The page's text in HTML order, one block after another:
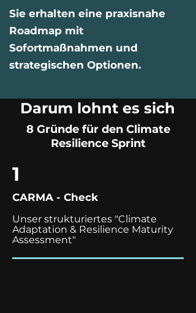
Sie erhalten eine praxisnahe
Roadmap mit
Sofortmaßnahmen und
strategischen Optionen.
Darum lohnt es sich
8 Gründe für den Climate
Resilience Sprint
1
CARMA - Check
Unser strukturiertes "Climate
Adaptation & Resilience Maturity
Assessment"